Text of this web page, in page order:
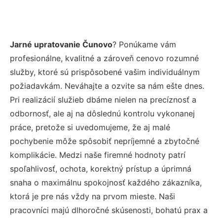
Jarné upratovanie Čunovo? Ponúkame vám
profesionálne, kvalitné a zároveň cenovo rozumné
služby, ktoré sú prispôsobené vašim individuálnym
požiadavkám. Neváhajte a ozvite sa nám ešte dnes.
Pri realizácií služieb dbáme nielen na precíznosť a
odbornosť, ale aj na dôslednú kontrolu vykonanej
práce, pretože si uvedomujeme, že aj malé
pochybenie môže spôsobiť nepríjemné a zbytočné
komplikácie. Medzi naše firemné hodnoty patrí
spoľahlivosť, ochota, korektný prístup a úprimná
snaha o maximálnu spokojnosť každého zákazníka,
ktorá je pre nás vždy na prvom mieste. Naši
pracovníci majú dlhoročné skúsenosti, bohatú prax a